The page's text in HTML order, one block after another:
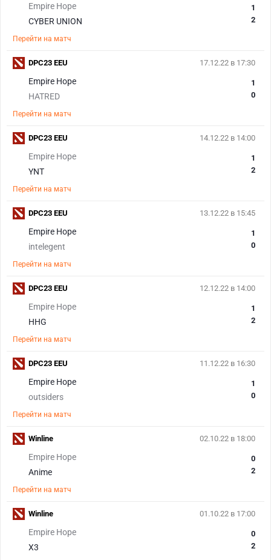
Empire Hope
CYBER UNION
1
2
Перейти на матч
17.12.22 в 17:30
Empire Hope
HATRED
1
0
Перейти на матч
DPC23 EEU
14.12.22 в 14:00
Empire Hope
YNT
1
2
Перейти на матч
DPC23 EEU
13.12.22 в 15:45
Empire Hope
intelegent
1
0
Перейти на матч
DPC23 EEU
12.12.22 в 14:00
Empire Hope
HHG
1
2
Перейти на матч
DPC23 EEU
11.12.22 в 16:30
Empire Hope
outsiders
1
0
Перейти на матч
DPC23 EEU
02.10.22 в 18:00
Empire Hope
Anime
0
2
Перейти на матч
Winline
01.10.22 в 17:00
Empire Hope
X3
0
2
Winline